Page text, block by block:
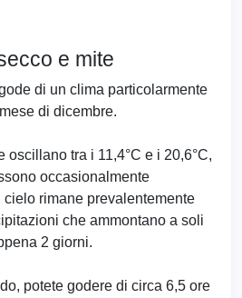
e mite
di un clima particolarmente
di dicembre.
oscillano tra i 11,4°C e i 20,6°C,
occasionalmente
cielo rimane prevalentemente
che ammontano a soli
2 giorni.
potete godere di circa 6,5 ore